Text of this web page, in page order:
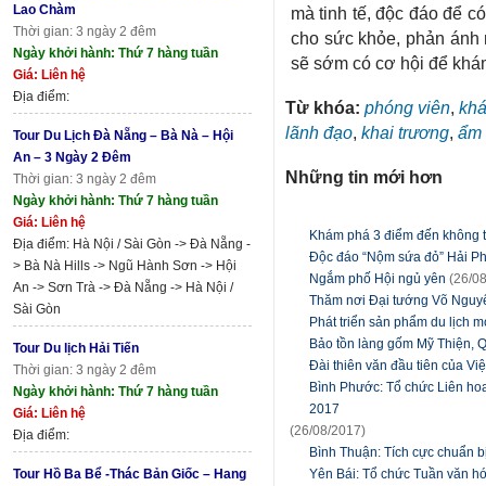
Lao Chàm
Thời gian: 3 ngày 2 đêm
Ngày khởi hành: Thứ 7 hàng tuần
Giá: Liên hệ
Địa điểm:
Tour Du Lịch Đà Nẵng – Bà Nà – Hội
An – 3 Ngày 2 Đêm
Thời gian: 3 ngày 2 đêm
Ngày khởi hành: Thứ 7 hàng tuần
Giá: Liên hệ
Địa điểm: Hà Nội / Sài Gòn -> Đà Nẵng -
> Bà Nà Hills -> Ngũ Hành Sơn -> Hội
An -> Sơn Trà -> Đà Nẵng -> Hà Nội /
Sài Gòn
Tour Du lịch Hải Tiến
Thời gian: 3 ngày 2 đêm
Ngày khởi hành: Thứ 7 hàng tuần
Giá: Liên hệ
Địa điểm:
Tour Hồ Ba Bể -Thác Bản Giốc – Hang
mà tinh tế, độc đáo để
cho sức khỏe, phản ánh
sẽ sớm có cơ hội để
Từ khóa: phóng viên,
lãnh đạo, khai trương, ẩm
Những tin mới hơn
Khám phá 3 điểm đến không
Độc đáo “Nộm sứa đỏ” Hải
Ngắm phố Hội ngủ yên (26/
Thăm nơi Đại tướng Võ
Phát triển sản phẩm du lịch
Bảo tồn làng gốm Mỹ Thiện,
Đài thiên văn đầu tiên của
Bình Phước: Tổ chức Liên
2017
(26/08/2017)
Bình Thuận: Tích cực chuẩn
Yên Bái: Tổ chức Tuần văn